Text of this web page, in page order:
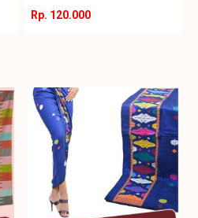
Rp. 120.000